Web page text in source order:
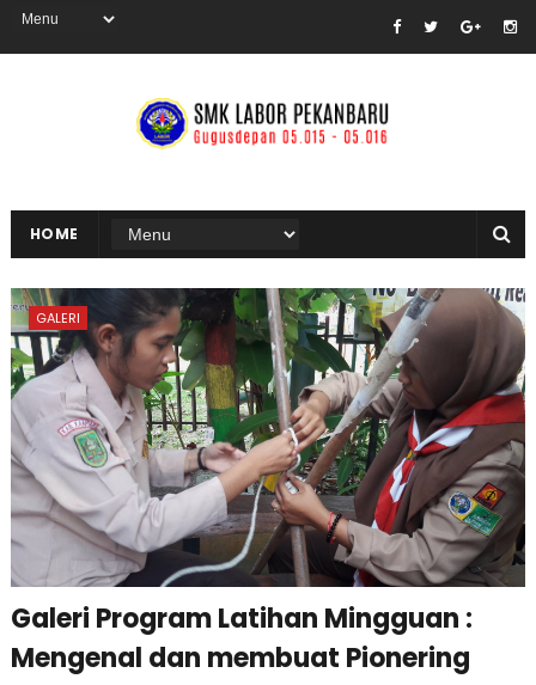
HOME
GALERI
Galeri Program Latihan Mingguan :
Mengenal dan membuat Pionering